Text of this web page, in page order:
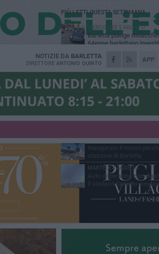
APP
NOTIZIE DA BARLETTA
DIRETTORE ANTONIO QUINTO
PIÙ LETTI QUESTA SETTIMANA
MERCOLEDÌ 5 AGOSTO
Barletta piange
64enne barlettano
GIOVEDÌ 6 AGOSTO
Il ricordo di "Cecco", il
sorriso: «Contava i giorni
separavano dalla pensione»
MERCOLEDÌ 5 AGOSTO
sopralluogo nell'area
Beni confiscati alla
VENERDÌ 31 LUGLIO
MARTEDÌ 4 AGOSTO
Auto di persona con
il sindaco Cannito